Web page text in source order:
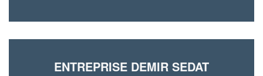
ENTREPRISE DEMIR SEDAT